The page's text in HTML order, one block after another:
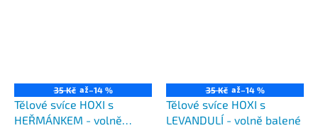
35 Kč až–14 %
Tělové svíce HOXI s
HEŘMÁNKEM - volně
35 Kč až–14 %
Tělové svíce HOXI s
LEVANDULÍ - volně balené